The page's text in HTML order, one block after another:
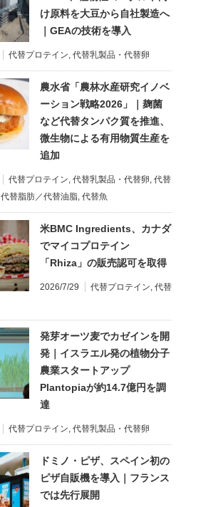
け原料を大豆から自社製造へ
｜GEAの技術を導入
代替プロテイン 代替乳製品・代替卵
農水省「農林水産研究イノベ
ーション戦略2026」｜麹菌
など代替タンパク質を推進、
微生物による有用物質生産を
追加
代替プロテイン 代替乳製品・代替卵 代替
代替脂肪／代替油脂 代替魚
米BMC Ingredients、カナダ
でマイコプロテイン
「Rhiza」の販売認可を取得
2026/7/29 代替プロテイン 代替
発芽オーツ麦でカゼインを開
発｜イスラエル発の植物分子
農業スタートアップ
Plantopiaが約14.7億円を調
達
代替プロテイン 代替乳製品・代替卵
ドミノ・ピザ、スペイン初の
ピザ自販機を導入｜フランス
では先行展開